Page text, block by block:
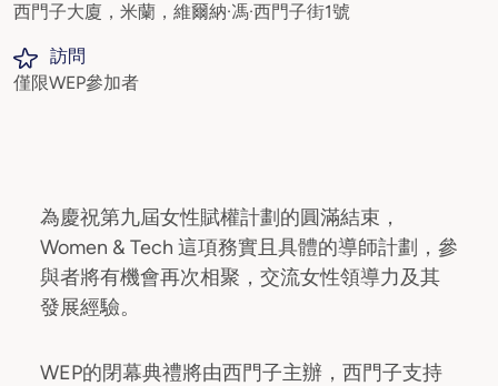
西門子大廈，米蘭，維爾納·馮·西門子街1號
訪問
僅限WEP參加者
為慶祝第九屆女性賦權計劃的圓滿結束，
Women & Tech 這項務實且具體的導師計劃，參
與者將有機會再次相聚，交流女性領導力及其
發展經驗。
WEP的閉幕典禮將由西門子主辦，西門子支持